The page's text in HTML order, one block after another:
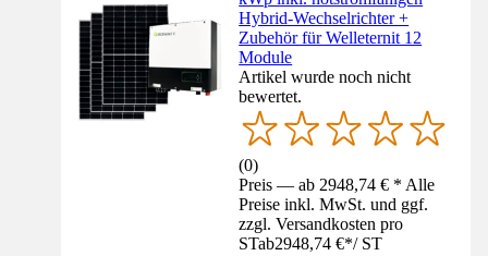
Hybrid-Wechselrichter +
Zubehör für Welleternit 12
Module
Artikel wurde noch nicht
bewertet.
(0)
Preis — ab 2948,74 € * Alle
Preise inkl. MwSt. und ggf.
zzgl. Versandkosten pro
STab2948,74 €*/ ST